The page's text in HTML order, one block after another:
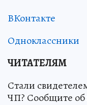
ВКонтакте
Одноклассники
ЧИТАТЕЛЯМ
Стали
ЧП? Сообщите